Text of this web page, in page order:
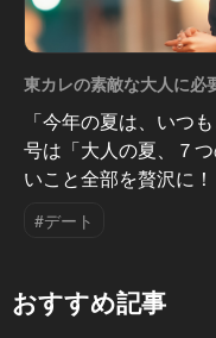
東カレの素敵な大人に必
「今年の夏は、いつ
号は「大人の夏、７
いこと全部を贅沢に！
#デート
おすすめ記事